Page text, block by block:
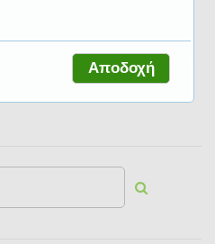
Αποδοχή